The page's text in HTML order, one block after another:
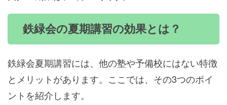
鉄緑会の夏期講習の効果とは？
鉄緑会夏期講習には、他の塾や予備校にはない特徴
とメリットがあります。ここでは、その3つのポイ
ントを紹介します。